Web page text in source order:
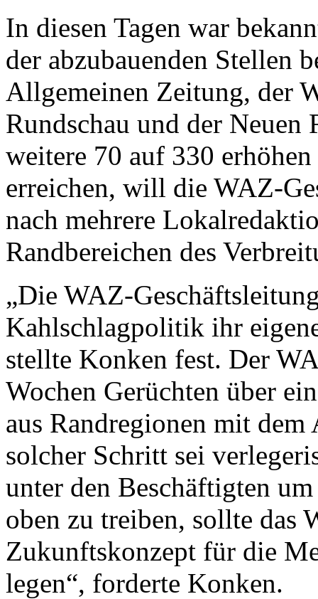
In diesen Tagen war
der abzubauenden Stellen
Allgemeinen Zeitung, der
Rundschau und der
weitere 70 auf 330
erreichen, will die WAZ-
nach mehrere
Randbereichen des
„Die WAZ-
Kahlschlagpolitik ihr
stellte Konken fest. Der
Wochen Gerüchten über
aus Randregionen mit dem
solcher Schritt sei
unter den Beschäftigten
oben zu treiben, sollte das
Zukunftskonzept für die
legen“, forderte Konken.